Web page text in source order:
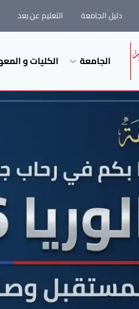
دليل الجامعة التعليم عن بعد
الجامعة الكليات و